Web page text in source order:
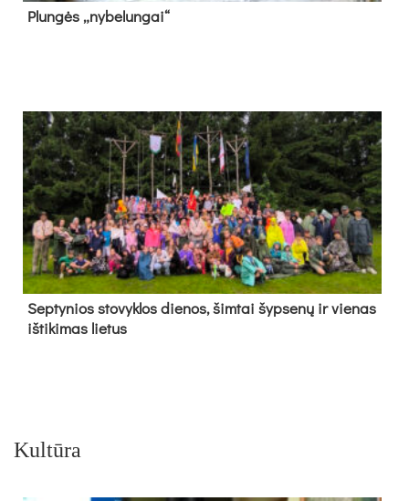
Plun­gės „ny­be­lun­gai“
Sep­ty­nios sto­vyk­los die­nos, šim­tai šyp­se­nų ir vie­nas
iš­ti­ki­mas lie­tus
Kultūra